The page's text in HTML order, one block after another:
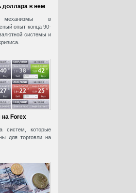
доллара в нем
механизмы в
опыт конца 90-
системы и
на Forex
систем, которые
для торговли на